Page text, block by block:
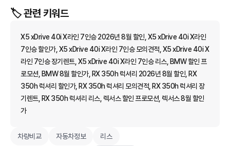
🏷️ 관련 키워드
X5 xDrive 40i X라인 7인승 2026년 8월 할인, X5 xDrive 40i X라인
7인승 할인가, X5 xDrive 40i X라인 7인승 모의견적, X5 xDrive 40i X
라인 7인승 장기렌트, X5 xDrive 40i X라인 7인승 리스, BMW 할인 프
로모션, BMW 8월 할인가, RX 350h 럭셔리 2026년 8월 할인, RX
350h 럭셔리 할인가, RX 350h 럭셔리 모의견적, RX 350h 럭셔리 장
기렌트, RX 350h 럭셔리 리스, 렉서스 할인 프로모션, 렉서스 8월 할인
가
차량비교 자동차정보 리스